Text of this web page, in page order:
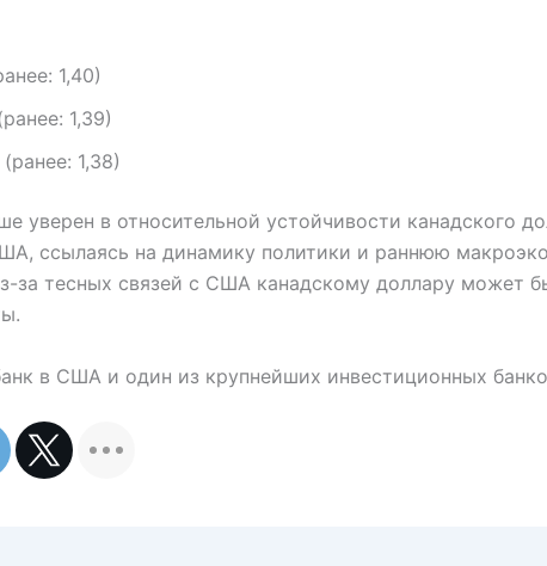
1,40)
1,39)
1,38)
уверен в относительной устойчивости канадского
ссылаясь на динамику политики и раннюю
за тесных связей с США канадскому доллару может
в США и один из крупнейших инвестиционных